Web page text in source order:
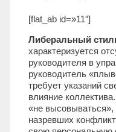
[flat_ab id=»11″]
Либеральный
характеризуется
руководителя в
руководитель
требует указаний
влияние
«не высовываться»,
назревших